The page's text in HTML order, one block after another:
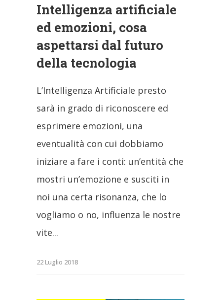
Intelligenza artificiale
ed emozioni, cosa
aspettarsi dal futuro
della tecnologia
L’Intelligenza Artificiale presto
sarà in grado di riconoscere ed
esprimere emozioni, una
eventualità con cui dobbiamo
iniziare a fare i conti: un’entità che
mostri un’emozione e susciti in
noi una certa risonanza, che lo
vogliamo o no, influenza le nostre
vite
22 Luglio 2018